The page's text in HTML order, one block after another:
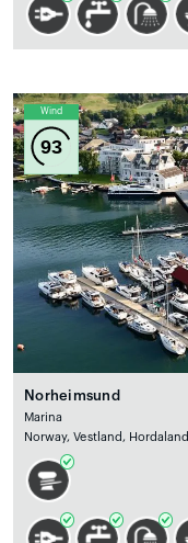
Wind
93
Norheimsund
Marina
Norway, Vestland, Hordaland